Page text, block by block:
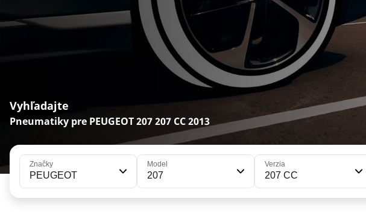
Vyhľadajte
Pneumatiky pre PEUGEOT 207 207 CC 2013
Značky
PEUGEOT
Model
207
Verzia
207 CC